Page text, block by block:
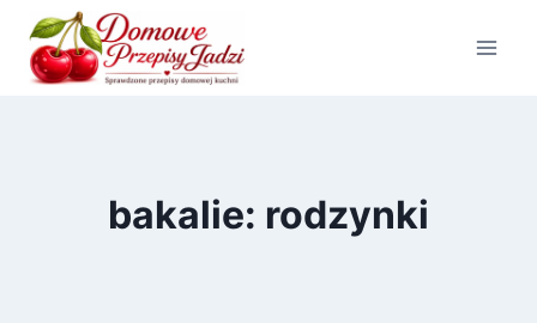
Przejdź
treści
bakalie: rodzynki